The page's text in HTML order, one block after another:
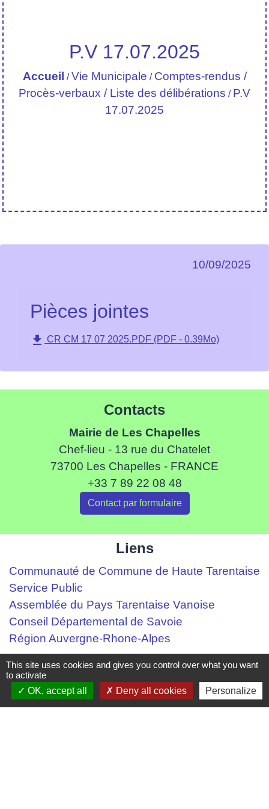
P.V 17.07.2025
Accueil /Vie Municipale / Comptes-rendus /
Procès-verbaux / Liste des délibérations / P.V
17.07.2025
10/09/2025
Pièces jointes
file_download CR CM 17 07 2025.PDF (PDF - 0.39Mo)
Contacts
Mairie de Les Chapelles
Chef-lieu - 13 rue du Chatelet
73700 Les Chapelles - FRANCE
+33 7 89 22 08 48
Contact par formulaire
Liens
Communauté de Commune de Haute Tarentaise
Service Public
Assemblée du Pays Tarentaise Vanoise
Conseil Départemental de Savoie
Région Auvergne-Rhone-Alpes
Mentions légales - Politique de confidentialité -
Accessibilité - Plan du site -
This site uses cookies and gives you control over what you want
to activate
OK, accept all
Deny all cookies Personalize